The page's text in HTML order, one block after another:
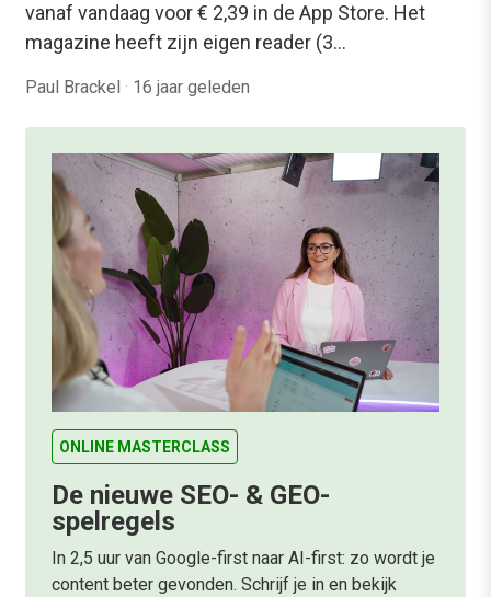
vanaf vandaag voor € 2,39 in de App Store. Het
magazine heeft zijn eigen reader (3…
Paul Brackel · 16 jaar geleden
ONLINE MASTERCLASS
De nieuwe SEO- & GEO-
spelregels
In 2,5 uur van Google-first naar AI-first: zo wordt je
content beter gevonden. Schrijf je in en bekijk